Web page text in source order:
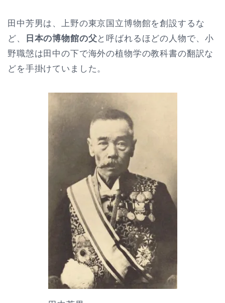
田中芳男は、上野の東京国立博物館を創設するな
ど、
日本の博物館の父と呼ばれるほどの人物で、小
野職愨は田中の下で海外の植物学の教科書の翻訳な
どを手掛けていました。